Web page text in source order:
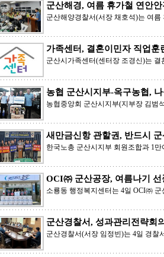
군산해경, 여름 휴가철 연안
군산해양경찰서(서장 채호석)는 여
가족센터, 결혼이민자 직업훈
군산시가족센터(센터장 조경신)는
농협 군산시지부-옥구농협,
농협중앙회 군산시지부(지부장 김범
새만금신항 관할권, 반드시
한국노총 군산시지부 회원조합과 1
OCI㈜ 군산공장, 여름나기 선
소룡동 행정복지센터는 4일 OCI㈜
군산경찰서, 성과관리전략회
군산경찰서(서장 임정빈)는 4일 경찰